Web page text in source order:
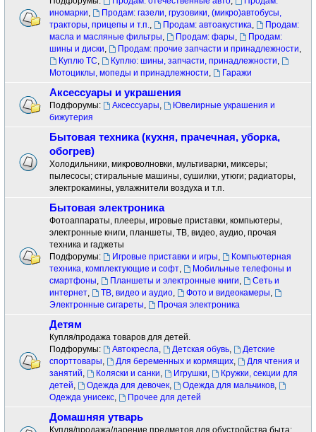
иномарки,
Продам: газели, грузовики, (микро)автобусы,
тракторы, прицепы и т.п., Продам: автоакустика,
Продам:
масла и масляные фильтры, Продам: фары,
Продам:
шины и диски, Продам: прочие запчасти и принадлежности,
Куплю ТС, Куплю: шины, запчасти, принадлежности,
Мотоциклы, мопеды и принадлежности, Гаражи
Аксессуары и украшения
Подфорумы: Аксессуары,
Ювелирные украшения и
бижутерия
Бытовая техника (кухня, прачечная, уборка,
обогрев)
Холодильники, микроволновки, мультиварки, миксеры;
пылесосы; стиральные машины, сушилки, утюги; радиаторы,
электрокамины, увлажнители воздуха и т.п.
Бытовая электроника
Фотоаппараты, плееры, игровые приставки, компьютеры,
электронные книги, планшеты, ТВ, видео, аудио, прочая
техника и гаджеты
Подфорумы:
Игровые приставки и игры,
Компьютерная
техника, комплектующие и софт,
Мобильные телефоны и
смартфоны, Планшеты и электронные книги,
Сеть и
интернет, ТВ, видео и аудио, Фото и видеокамеры,
Электронные сигареты, Прочая электроника
Детям
Купля/продажа товаров для детей.
Подфорумы:
Автокресла, Детская обувь,
Детские
спорттовары, Для беременных и кормящих,
Для чтения и
занятий, Коляски и санки, Игрушки,
Кружки, секции для
детей, Одежда для девочек, Одежда для мальчиков,
Одежда унисекс, Прочее для детей
Домашняя утварь
Купля/продажа/дарение предметов для обустройства быта: